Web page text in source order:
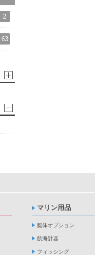
2
63
マリン用品
艇体オプション
航海計器
フィッシング